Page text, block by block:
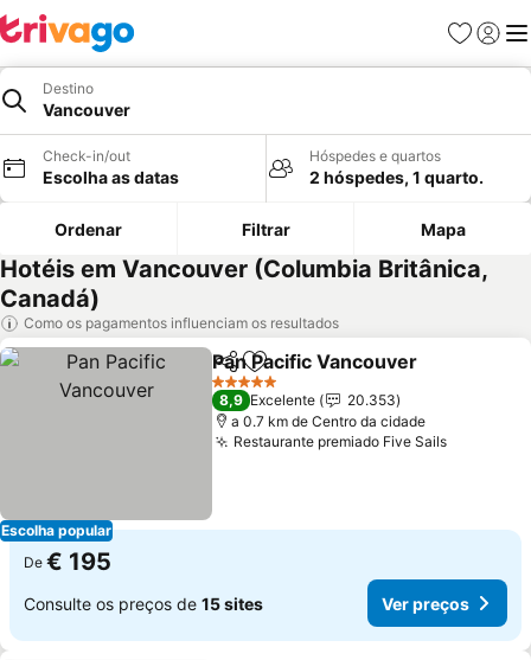
Favoritos
Iniciar
Destino
Vancouver
Check-in/out
Escolha as datas
Hóspedes e quartos
2 hóspedes, 1 quarto.
Ordenar Filtrar Mapa
Hotéis em Vancouver (Columbia Britânica,
Canadá)
Como os pagamentos influenciam os resultados
Escolha popular
PartilharAdicionar aos favoritos
Pan Pacific Vancouver
5 Estrelas
8,9 Excelente
20.353
a 0.7 km de Centro da cidade
Restaurante premiado Five Sails
De € 195
Consulte os preços de 15 sites Ver preços